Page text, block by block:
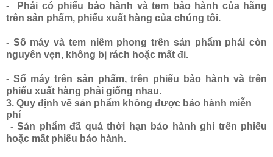
- Phải có phiếu bảo hành và tem bảo hành của hãng
trên sản phẩm, phiếu xuất hàng của chúng tôi.
- Số máy và tem niêm phong trên sản phẩm phải còn
nguyên vẹn, không bị rách hoặc mất đi.
- Số máy trên sản phẩm, trên phiếu bảo hành và trên
phiếu xuất hàng phải giống nhau.
3. Quy định về sản phẩm không được bảo hành miễn
phí
- Sản phẩm đã quá thời hạn bảo hành ghi trên phiếu
hoặc mất phiếu bảo hành.